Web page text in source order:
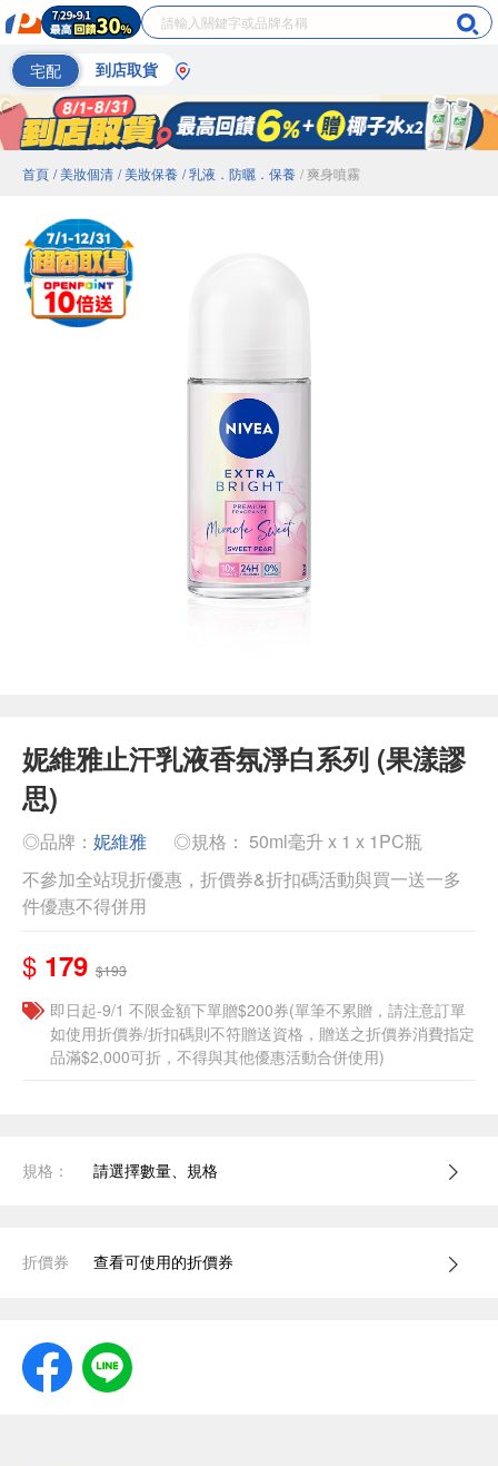
宅配 到店取貨
首頁 / 美妝個清 / 美妝保養 / 乳液．防曬．保養 / 爽身噴霧
妮維雅止汗乳液香氛淨白系列 (果漾謬
思)
◎品牌： 妮維雅
◎規格： 50ml毫升 x 1 x 1PC瓶
不參加全站現折優惠，折價券&折扣碼活動與買一送一多
件優惠不得併用
$ 179 $193
即日起-9/1 不限金額下單贈$200券(單筆不累贈，請注意訂單
如使用折價券/折扣碼則不符贈送資格，贈送之折價券消費指定
品滿$2,000可折，不得與其他優惠活動合併使用)
規格： 請選擇數量、規格
折價券 查看可使用的折價券